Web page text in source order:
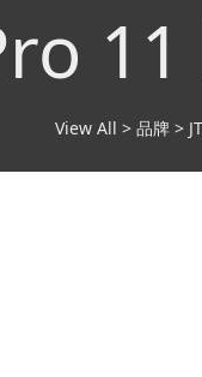
11
View All > 品牌 >